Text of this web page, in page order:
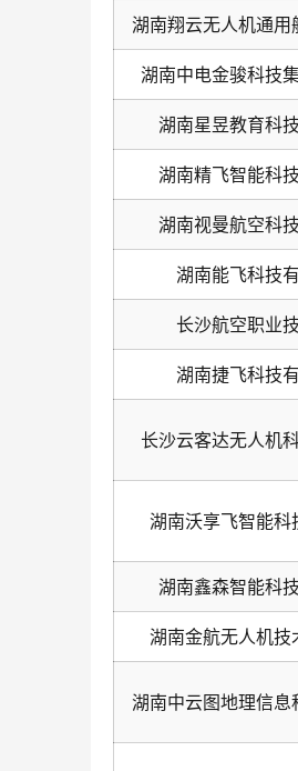
湖南翔云无人机通用
湖南中电金骏科技
湖南星昱教育科
湖南精飞智能科
湖南视曼航空科
湖南能飞科技
长沙航空职业
湖南捷飞科技
长沙云客达无人机
湖南沃享飞智能科
湖南鑫森智能科
湖南金航无人机技
湖南中云图地理信息